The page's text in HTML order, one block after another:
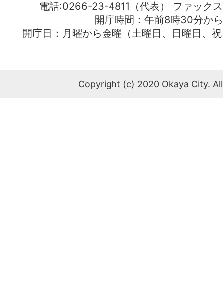
電話:0266-23-4811（代表） ファッ
開庁時間：午前8時30分か
開庁日：月曜から金曜（土曜日、日曜日、
Copyright (c) 2020 Okaya City.